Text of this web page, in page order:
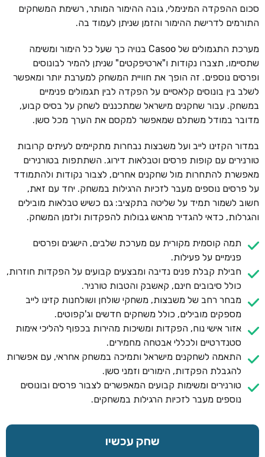
סכום ההפקדה המינימלי, גובה ההימור המותר, רשימת המשחקים
התורמים לדרישת ההימור והזמן שניתן לעמוד בה.
מערכת התגמולים של Casoo בנויה כך שעל כל הימור ומשימה
שתסיימו, תצברו נקודות ו"ארטיפקטים" שניתן להמיר לבונוסים
ופרסים נוספים. זה הופך את חוויית המשחק למערבת יותר ומאפשר
לשלב בין בונוסים קלאסיים על הפקדה לבין תגמולים פנימיים
במשחק. עבור שחקנים מישראל שמתכננים לשחק על בסיס קבוע,
מדובר במודל משתלם שמאפשר למקסם את הערך מכל סשן.
במדור הקזינו לייב ועל משבצות נבחרות מתקיימים לעיתים קרובות
טורנירים עם קופות פרסים וטבלאות דירוג. השתתפות בטורנירים
מאפשרת להתחרות מול שחקנים אחרים, לצבור נקודות ולהתמודד
על פרסים נוספים מעבר לזכיות הרגילות במשחק. יחד עם זאת,
חשוב לשמור תמיד על שליטה בתקציב: גם כשיש טבלאות מובילים
והגרלות, כדאי להגדיר מראש גבולות להפקדות ולזמן המשחק.
תמה קוסמית מקורית עם מערכת שלבים, הישגים ופרסים
פנימיים על פעילות.
חבילת קבלת פנים נדיבה ומבצעים קבועים על הפקדות חוזרות,
כולל סיבובים חינם, קאשבק והטבות טורניר.
מבחר רחב של משבצות, משחקי שולחן ושולחנות קזינו לייב
מספקים מובילים, כולל משחקים חדשים וג'קפוטים.
אזור אישי נוח, הפקדות ומשיכות מהירות בכפוף להליכי אימות
סטנדרטיים ולכללי אבטחה מחמירים.
התאמה לשחקנים מישראל ותמיכה במשחק אחראי, עם אפשרות
להגבלת הפקדות, הימורים וזמני סשן.
טורנירים ומשימות קבועים המאפשרים לצבור פרסים ובונוסים
נוספים מעבר לזכיות הרגילות במשחקים.
שחק עכשיו